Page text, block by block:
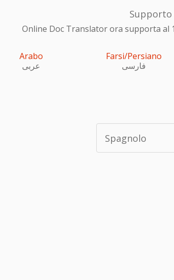
Supporto
Online Doc Translator ora supporta al
Arabo
عربى
Farsi/Persiano
فارسی